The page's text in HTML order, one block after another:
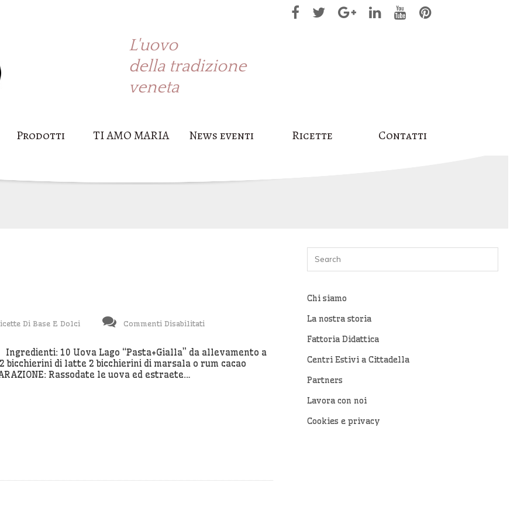
L'uovo
della tradizione
veneta
Prodotti TI AMO MARIA News eventi Ricette Contatti
Di Base E Dolci Commenti Disabilitati
Delicato
10 Uova Lago “Pasta+Gialla” da allevamento a
bicchierini di latte 2 bicchierini di marsala o rum cacao
Rassodate le uova ed estraete…
Chi siamo
La nostra storia
Fattoria Didattica
Centri Estivi a Cittadella
Partners
Lavora con noi
Cookies e privacy